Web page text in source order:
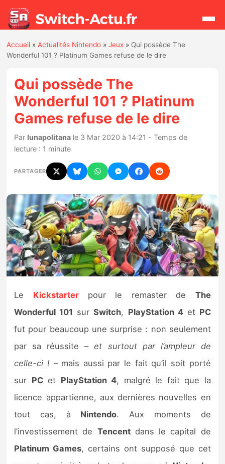
Rechercher
Actualités
Jeux
Hardware
Mises à jour
Chiffres de ventes
Rumeurs
Nintendo Direct
Tests et previews
Tests de jeux
Tests d’accessoires
Autres tests
Previews
Précommandes
Précommandes jeux Switch 2
Sorties de jeux
Accueil »Actualités Nintendo »Jeux » Qui possède The
Wonderful 101 ? Platinum Games refuse de le dire
Qui possède The
Wonderful 101 ? Platinum
Games refuse de le dire
Par lunapolitana le 3 Mar 2020 à 14:21 - Temps de
lecture : 1 minute
PARTAGER
Le Kickstarterpour le remaster de The
Wonderful 101 surSwitch, PlayStation 4et PC
fut pour beaucoup une surprise : non seulement
par sa réussite –et surtout par l’ampleur de
celle-ci !– mais aussi par le fait qu’il soit porté
sur PCet PlayStation 4, malgré le fait que la
licence appartienne, aux dernières nouvelles en
tout cas, à Nintendo. Aux moments de
l’investissement de Tencentdans le capital de
Platinum Games, certains ont supposé que cet